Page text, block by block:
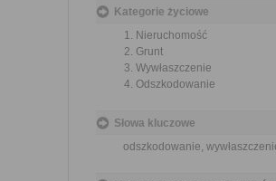
Kategorie życiowe
Nieruchomość
Grunt
Wywłaszczenie
Odszkodowanie
Słowa kluczowe
odszkodowanie,